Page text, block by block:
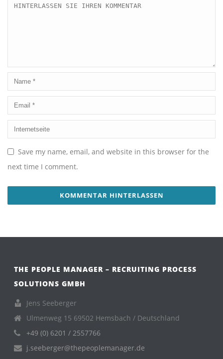
Save my name, email, and website in this browser for the
next time I comment.
THE PEOPLE MANAGER – RECRUITING PROCESS
SOLUTIONS GMBH
Jens Seeberger
Ulmenweg 15 69502 Hemsbach / Deutschland
+49 (0) 6201 / 2557766
j.seeberger@thepeoplemanager.de